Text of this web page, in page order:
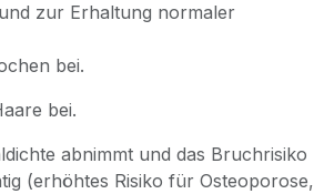
zur Erhaltung normaler
bei.
bei.
abnimmt und das Bruchrisiko
(erhöhtes Risiko für Osteoporose,